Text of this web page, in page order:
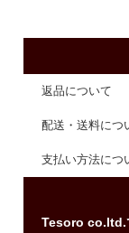
返品について
配送・送料につ
支払い方法につ
Tesoro co.ltd.